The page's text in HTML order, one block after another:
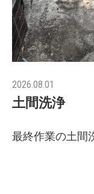
2026.08.01
土間洗浄
最終作業の土間